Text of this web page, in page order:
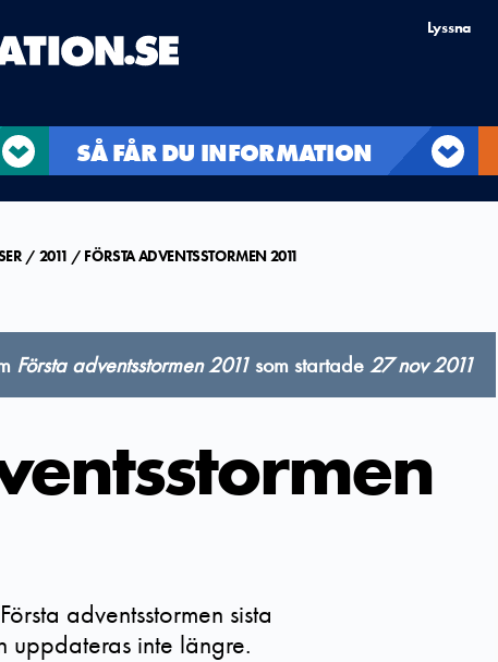
Lyssna
SÅ FÅR DU INFORMATION
2011 FÖRSTA ADVENTSSTORMEN 2011
Första adventsstormen 2011 som startade27 nov 2011
adventsstormen sista
uppdateras inte längre.